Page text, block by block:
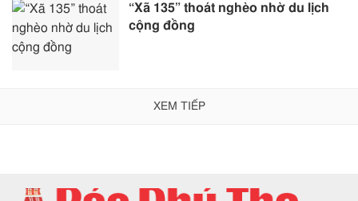
“Xã 135” thoát nghèo nhờ du lịch
cộng đồng
XEM TIẾP